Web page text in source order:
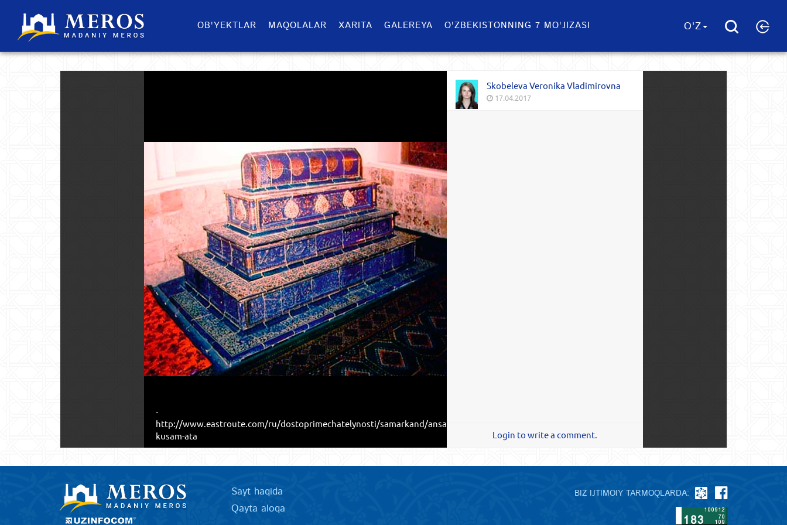
OB'YEKTLAR​ MAQOLALAR XARITA GALEREYA O'ZBEKISTONNING 7 MO'JIZASI O'Z
Skobeleva Veronika Vladimirovna
17.04.2017
-
http://www.eastroute.com/ru/dostoprimechatelynosti/samarkand/ansambly-
kusam-ata
Login to write a comment.
Sayt haqida
Qayta aloqa
BIZ IJTIMOIY TARMOQLARDA: